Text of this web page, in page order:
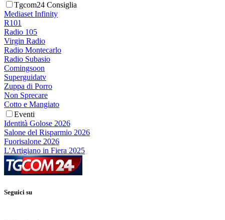
Tgcom24 Consiglia
Mediaset Infinity
R101
Radio 105
Virgin Radio
Radio Montecarlo
Radio Subasio
Comingsoon
Superguidatv
Zuppa di Porro
Non Sprecare
Cotto e Mangiato
Eventi
Identità Golose 2026
Salone del Risparmio 2026
Fuorisalone 2026
L'Artigiano in Fiera 2025
Seguici su